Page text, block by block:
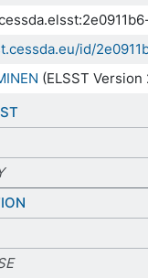
id/
(ELSST Version